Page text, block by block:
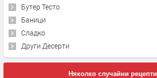
Бутер Тесто
Баници
Сладко
Други Десерти
Няколко случайни рецепти